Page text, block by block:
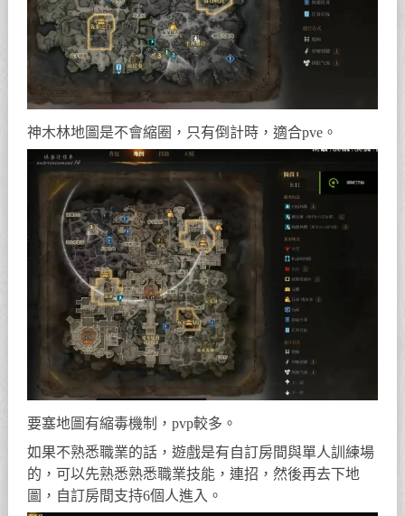
神木林地圖是不會縮圈，只有倒計時，適合pve。
要塞地圖有縮毒機制，pvp較多。
如果不熟悉職業的話，遊戲是有自訂房間與單人訓練場
的，可以先熟悉熟悉職業技能，連招，然後再去下地
圖，自訂房間支持6個人進入。